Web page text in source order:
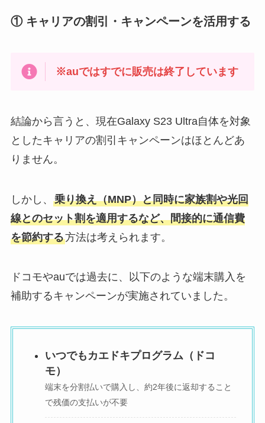
① キャリアの割引・キャンペーンを活用する
※auではすでに販売は終了しています
結論から言うと、現在Galaxy S23 Ultra自体を対象
としたキャリアの割引キャンペーンはほとんどあ
りません。
しかし、 乗り換え（MNP）と同時に家族割や光回
線とのセット割を適用するなど、間接的に通信費
を節約する方法は考えられます。
ドコモやauでは過去に、以下のような端末購入を
補助するキャンペーンが実施されていました。
いつでもカエドキプログラム（ドコ
モ）
端末を分割払いで購入し、約2年後に返却すること
で残価の支払いが不要